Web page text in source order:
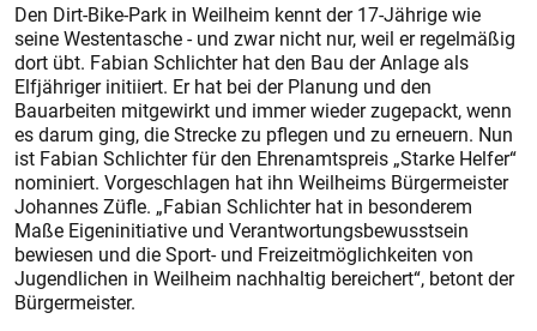
Den Dirt-Bike-Park in Weilheim kennt der 17-Jährige wie
seine Westentasche - und zwar nicht nur, weil er regelmäßig
dort übt. Fabian Schlichter hat den Bau der Anlage als
Elfjähriger initiiert. Er hat bei der Planung und den
Bauarbeiten mitgewirkt und immer wieder zugepackt, wenn
es darum ging, die Strecke zu pflegen und zu erneuern. Nun
ist Fabian Schlichter für den Ehrenamtspreis „Starke Helfer“
nominiert. Vorgeschlagen hat ihn Weilheims Bürgermeister
Johannes Züfle. „Fabian Schlichter hat in besonderem
Maße Eigeninitiative und Verantwortungsbewusstsein
bewiesen und die Sport- und Freizeitmöglichkeiten von
Jugendlichen in Weilheim nachhaltig bereichert“, betont der
Bürgermeister.